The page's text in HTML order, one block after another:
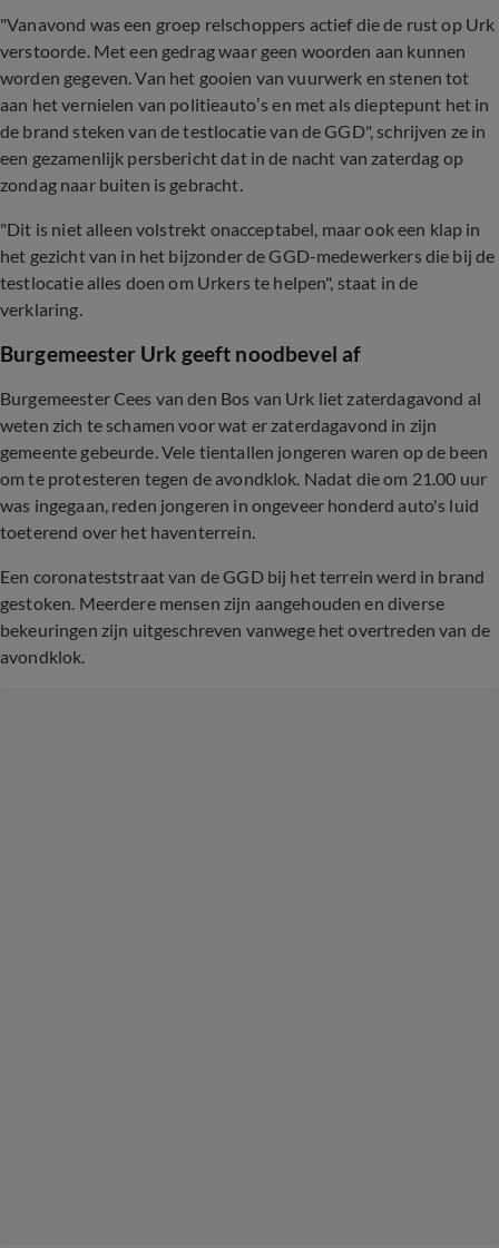
"Vanavond was een groep relschoppers actief die de rust op Urk
verstoorde. Met een gedrag waar geen woorden aan kunnen
worden gegeven. Van het gooien van vuurwerk en stenen tot
aan het vernielen van politieauto’s en met als dieptepunt het in
de brand steken van de testlocatie van de GGD", schrijven ze in
een gezamenlijk persbericht dat in de nacht van zaterdag op
zondag naar buiten is gebracht.
"Dit is niet alleen volstrekt onacceptabel, maar ook een klap in
het gezicht van in het bijzonder de GGD-medewerkers die bij de
testlocatie alles doen om Urkers te helpen", staat in de
verklaring.
Burgemeester Urk geeft noodbevel af
Burgemeester Cees van den Bos van Urk liet zaterdagavond al
weten zich te schamen voor wat er zaterdagavond in zijn
gemeente gebeurde. Vele tientallen jongeren waren op de been
om te protesteren tegen de avondklok. Nadat die om 21.00 uur
was ingegaan, reden jongeren in ongeveer honderd auto's luid
toeterend over het haventerrein.
Een coronateststraat van de GGD bij het terrein werd in brand
gestoken. Meerdere mensen zijn aangehouden en diverse
bekeuringen zijn uitgeschreven vanwege het overtreden van de
avondklok.